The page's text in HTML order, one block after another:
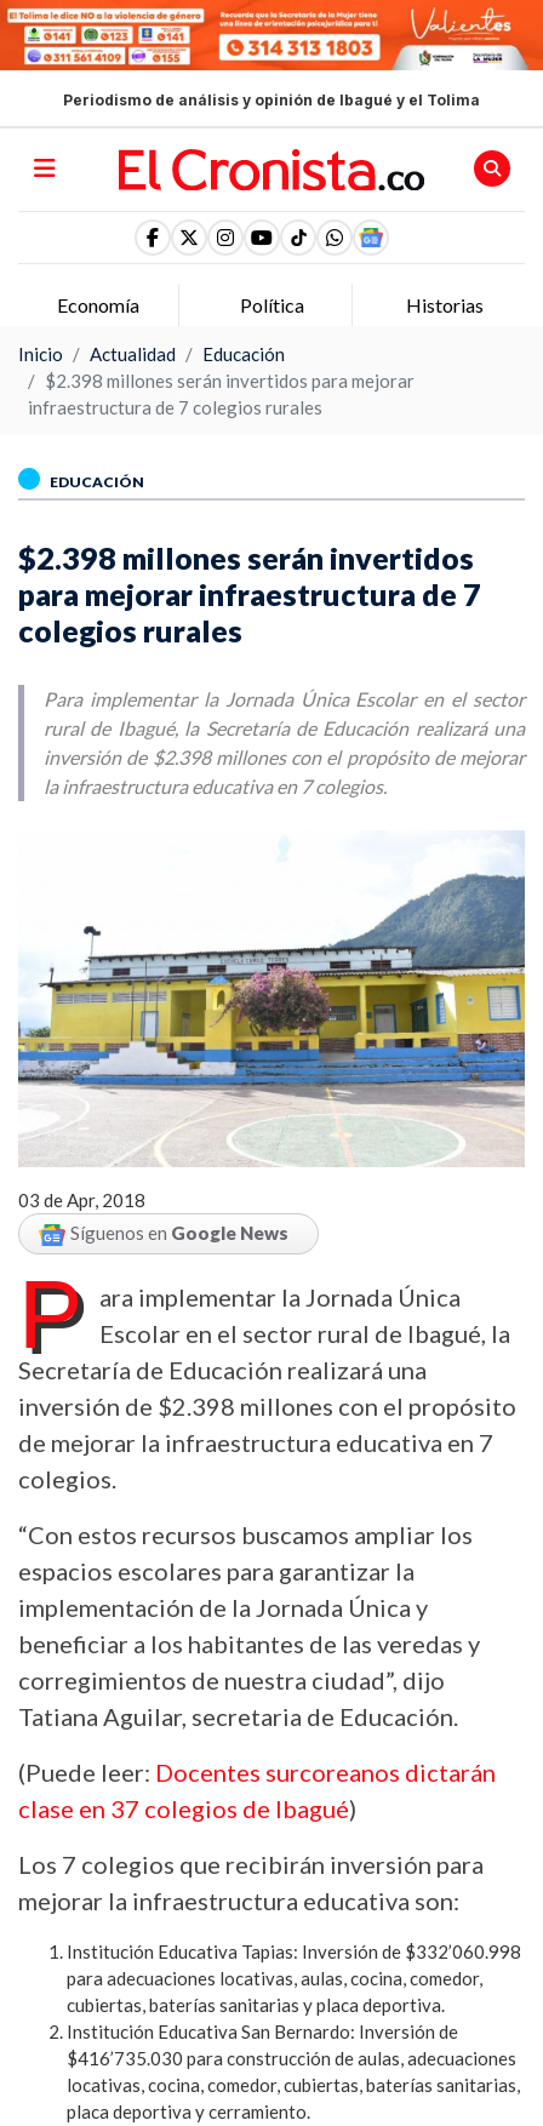
Periodismo de análisis y opinión de Ibagué y el Tolima
Economía Política Historias
Inicio Actualidad
Educación
$2.398 millones serán invertidos para mejorar
infraestructura de 7 colegios rurales
EDUCACIÓN
$2.398 millones serán invertidos
para mejorar infraestructura de 7
colegios rurales
Para implementar la Jornada Única Escolar en el sector
rural de Ibagué, la Secretaría de Educación realizará una
inversión de $2.398 millones con el propósito de mejorar
la infraestructura educativa en 7 colegios.
03 de Apr, 2018
Síguenos en Google News
P
ara implementar la Jornada Única
Escolar en el sector rural de Ibagué, la
Secretaría de Educación realizará una
inversión de $2.398 millones con el propósito
de mejorar la infraestructura educativa en 7
colegios.
“Con estos recursos buscamos ampliar los
espacios escolares para garantizar la
implementación de la Jornada Única y
beneficiar a los habitantes de las veredas y
corregimientos de nuestra ciudad”, dijo
Tatiana Aguilar, secretaria de Educación.
(Puede leer: Docentes surcoreanos dictarán
clase en 37 colegios de Ibagué)
Los 7 colegios que recibirán inversión para
mejorar la infraestructura educativa son:
Institución Educativa Tapias: Inversión de $332’060.998
para adecuaciones locativas, aulas, cocina, comedor,
cubiertas, baterías sanitarias y placa deportiva.
Institución Educativa San Bernardo: Inversión de
$416’735.030 para construcción de aulas, adecuaciones
locativas, cocina, comedor, cubiertas, baterías sanitarias,
placa deportiva y cerramiento.